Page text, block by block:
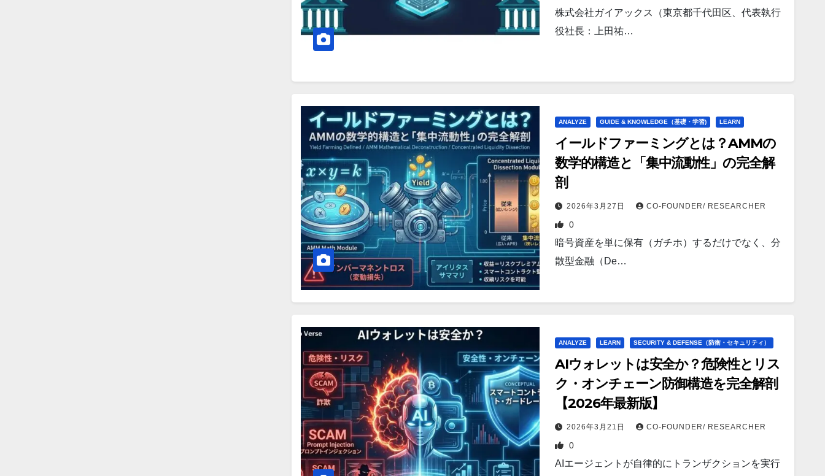
株式会社ガイアックス（東京都千代田区、代表執行
役社長：上田祐…
ANALYZE GUIDE & KNOWLEDGE（基礎・学習) LEARN
イールドファーミングとは？AMMの
数学的構造と「集中流動性」の完全解
剖
2026年3月27日 CO-FOUNDER/ RESEARCHER
0
暗号資産を単に保有（ガチホ）するだけでなく、分
散型金融（De…
ANALYZE LEARN SECURITY & DEFENSE（防衛・セキュリティ）
AIウォレットは安全か？危険性とリス
ク・オンチェーン防御構造を完全解剖
【2026年最新版】
2026年3月21日 CO-FOUNDER/ RESEARCHER
0
AIエージェントが自律的にトランザクションを実行